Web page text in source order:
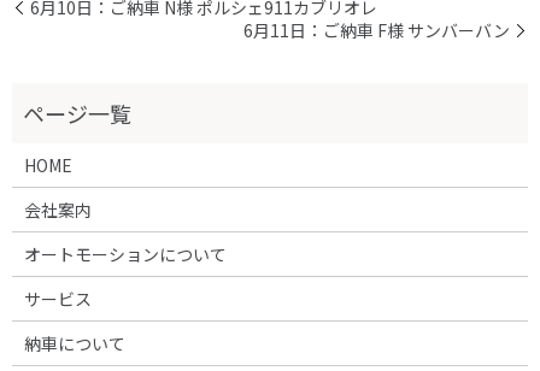
6月10日：ご納車 N様 ポルシェ911カブリオレ
6月11日：ご納車 F様 サンバーバン
HOME
会社案内
オートモーションについて
サービス
納車について